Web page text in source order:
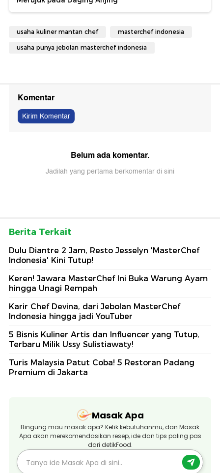
usaha kuliner mantan chef masterchef indonesia
usaha punya jebolan masterchef indonesia
Komentar
Kirim Komentar
Belum ada komentar.
Jadilah yang pertama berkomentar di sini
Berita Terkait
Dulu Diantre 2 Jam, Resto Jesselyn 'MasterChef
Indonesia' Kini Tutup!
Keren! Jawara MasterChef Ini Buka Warung Ayam
hingga Unagi Rempah
Karir Chef Devina, dari Jebolan MasterChef
Indonesia hingga jadi YouTuber
5 Bisnis Kuliner Artis dan Influencer yang Tutup,
Terbaru Milik Ussy Sulistiawaty!
Turis Malaysia Patut Coba! 5 Restoran Padang
Premium di Jakarta
Masak Apa
Bingung mau masak apa? Ketik kebutuhanmu, dan Masak
Apa akan merekomendasikan resep, ide dan tips paling pas
dari detikFood.